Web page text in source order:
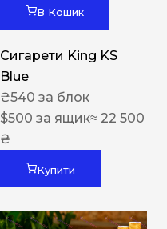
В Кошик
Сигарети King KS
Blue
₴540 за блок
$500 за ящик≈ 22 500
₴
Купити